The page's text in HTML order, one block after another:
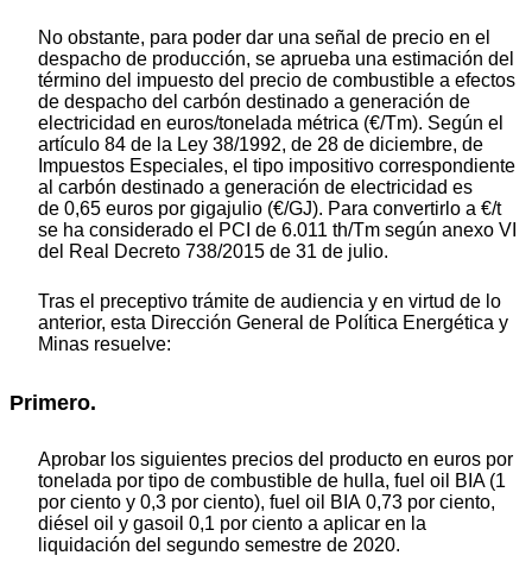
No obstante, para poder dar una señal de precio en el
despacho de producción, se aprueba una estimación del
término del impuesto del precio de combustible a efectos
de despacho del carbón destinado a generación de
electricidad en euros/tonelada métrica (€/Tm). Según el
artículo 84 de la Ley 38/1992, de 28 de diciembre, de
Impuestos Especiales, el tipo impositivo correspondiente
al carbón destinado a generación de electricidad es
de 0,65 euros por gigajulio (€/GJ). Para convertirlo a €/t
se ha considerado el PCI de 6.011 th/Tm según anexo VI
del Real Decreto 738/2015 de 31 de julio.
Tras el preceptivo trámite de audiencia y en virtud de lo
anterior, esta Dirección General de Política Energética y
Minas resuelve:
Primero.
Aprobar los siguientes precios del producto en euros por
tonelada por tipo de combustible de hulla, fuel oil BIA (1
por ciento y 0,3 por ciento), fuel oil BIA 0,73 por ciento,
diésel oil y gasoil 0,1 por ciento a aplicar en la
liquidación del segundo semestre de 2020.